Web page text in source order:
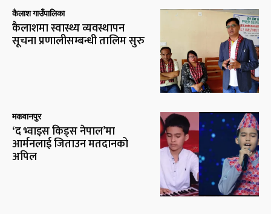
कैलाश गाउँपालिका
कैलाशमा स्वास्थ्य व्यवस्थापन
सूचना प्रणालीसम्बन्धी तालिम सुरु
मकवानपुर
‘द भ्वाइस किड्स नेपाल’मा
आर्मनलाई जिताउन मतदानको
अपिल